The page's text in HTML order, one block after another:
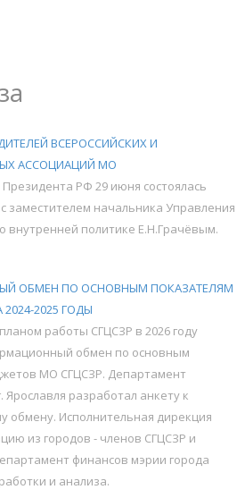
ВСЕРОССИЙСКИХ И
АССОЦИАЦИЙ МО
РФ 29 июня состоялась
заместителем начальника Управления
внутренней политике Е.Н.Грачёвым.
ОБМЕН ПО ОСНОВНЫМ ПОКАЗАТЕЛЯМ
2025 ГОДЫ
работы СГЦСЗР в 2026 году
обмен по основным
МО СГЦСЗР. Департамент
Ярославля разработал анкету к
обмену. Исполнительная дирекция
из городов - членов СГЦСЗР и
финансов мэрии города
и анализа.